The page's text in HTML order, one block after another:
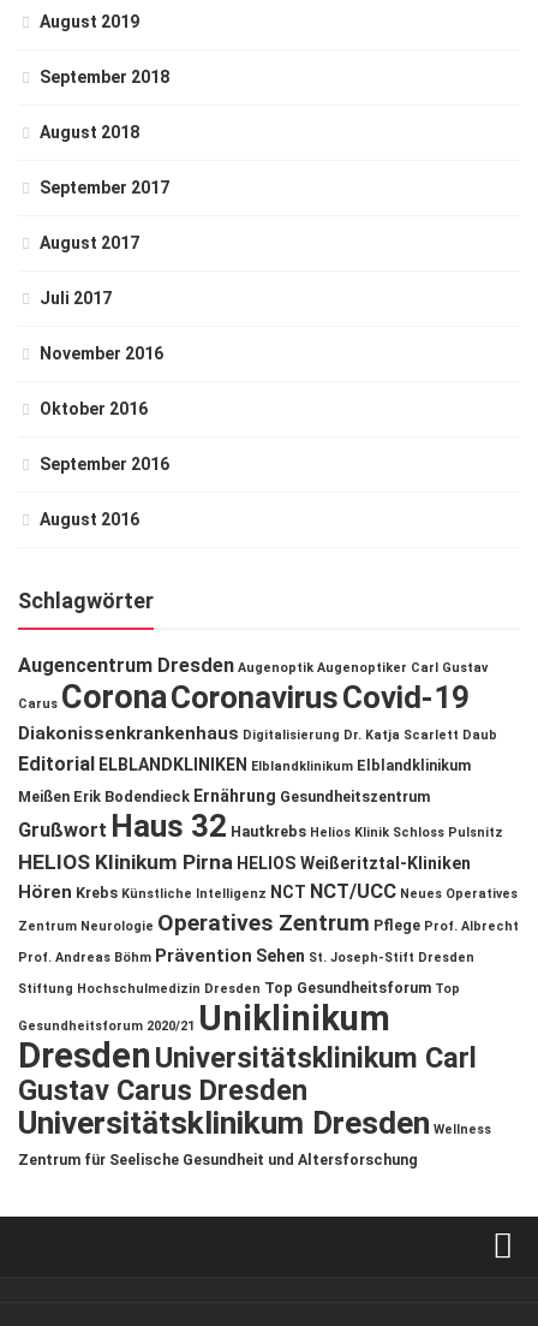
August 2019
September 2018
August 2018
September 2017
August 2017
Juli 2017
November 2016
Oktober 2016
September 2016
August 2016
Schlagwörter
Augencentrum Dresden Augenoptik Augenoptiker Carl Gustav
Carus CoronaCoronavirusCovid-19
Diakonissenkrankenhaus Digitalisierung Dr. Katja Scarlett Daub
Editorial ELBLANDKLINIKEN Elblandklinikum Elblandklinikum
Meißen Erik Bodendieck Ernährung Gesundheitszentrum
Grußwort Haus 32 Hautkrebs Helios Klinik Schloss Pulsnitz
HELIOS Klinikum Pirna HELIOS Weißeritztal-Kliniken
Hören Krebs Künstliche Intelligenz NCT NCT/UCC Neues Operatives
Zentrum Neurologie Operatives Zentrum Pflege Prof. Albrecht
Prof. Andreas Böhm Prävention Sehen St. Joseph-Stift Dresden
Stiftung Hochschulmedizin Dresden Top Gesundheitsforum Top
Gesundheitsforum 2020/21 Uniklinikum
DresdenUniversitätsklinikum Carl
Gustav Carus Dresden
Universitätsklinikum Dresden Wellness
Zentrum für Seelische Gesundheit und Altersforschung